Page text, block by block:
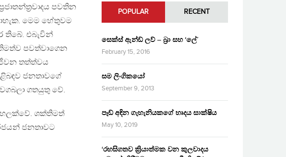
පවතින
මෙම හේතුවම
තිබේ. එබැවින්
පවත්වාගෙන
තත්ත්වය
ජනතාවගේ
ගතයුතු වේ.
ශක්තිමත්
ජනතාවට
POPULAR RECENT
සෙක්ස් ඇන්ඩ් ලව් – බ්‍රා සහ ‘ලේ’
February 15, 2016
සම ලිංගිකයෝ
September 9, 2013
පෑඩ් අඳින ගැහැනියකගේ හෘදය සාක්ෂිය
May 10, 2019
‘රහසිගතව ක්‍රියාත්මක වන කුලවාදය